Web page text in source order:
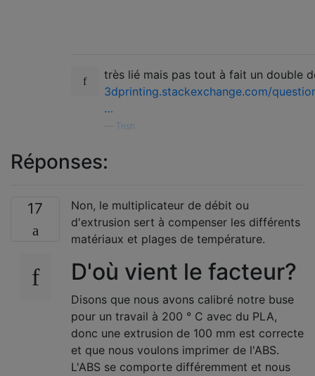
très lié mais pas tout à fait un double
3dprinting.stackexchange.com/
…
Trish
Réponses:
17
Non, le multiplicateur de débit ou
d'extrusion sert à compenser les différents
matériaux et plages de température.
D'où vient le facteur?
Disons que nous avons calibré notre buse
pour un travail à 200 ° C avec du PLA,
donc une extrusion de 100 mm est correcte
et que nous voulons imprimer de l'ABS.
L'ABS se comporte différemment et nous